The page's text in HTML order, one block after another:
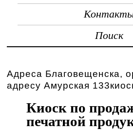
Поиск
Адреса Благовещенска,
адресу Амурская
Киоск по
печатной